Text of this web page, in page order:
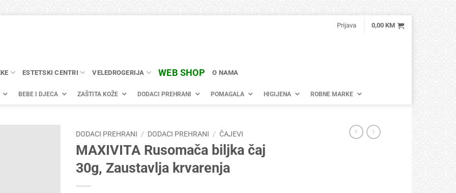
Prijava 0,00 KM
ESTETSKI CENTRI VELEDROGERIJA WEB SHOP O NAMA
BEBE I DJECA ZAŠTITA KOŽE DODACI PREHRANI POMAGALA HIGIJENA ROBNE MARKE
DODACI PREHRANI / DODACI PREHRANI / ČAJEVI
MAXIVITA Rusomača biljka čaj
30g, Zaustavlja krvarenja